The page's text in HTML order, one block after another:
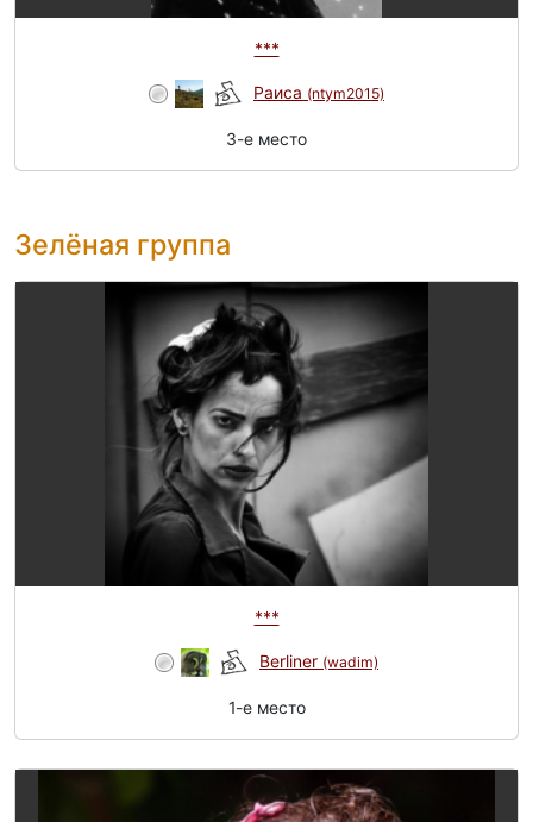
***
Раиса (ntym2015)
3-e место
Зелёная группа
***
Berliner (wadim)
1-e место